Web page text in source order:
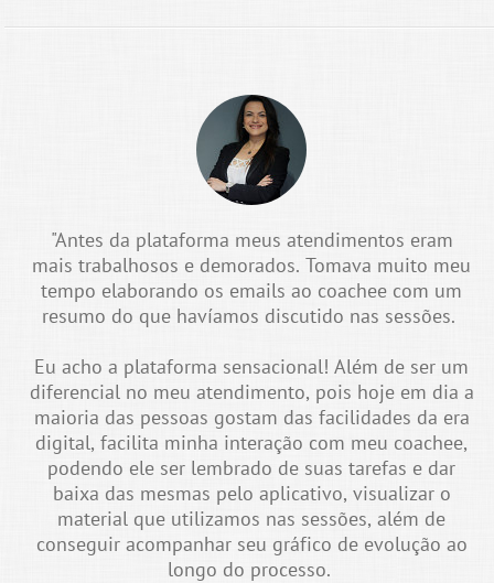
"Antes da plataforma meus atendimentos eram
mais trabalhosos e demorados. Tomava muito meu
tempo elaborando os emails ao coachee com um
resumo do que havíamos discutido nas sessões.
Eu acho a plataforma sensacional! Além de ser um
diferencial no meu atendimento, pois hoje em dia a
maioria das pessoas gostam das facilidades da era
digital, facilita minha interação com meu coachee,
podendo ele ser lembrado de suas tarefas e dar
baixa das mesmas pelo aplicativo, visualizar o
material que utilizamos nas sessões, além de
conseguir acompanhar seu gráfico de evolução ao
longo do processo.